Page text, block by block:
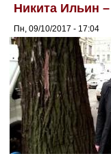
Никита Ильин
Пн, 09/10/2017 - 17:04